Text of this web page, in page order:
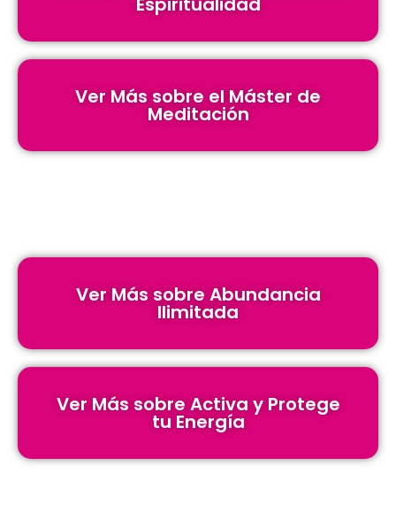
Ver Más sobre el Máster de
Meditación
Ver Más sobre Abundancia
Ilimitada
Ver Más sobre Activa y Protege
tu Energía